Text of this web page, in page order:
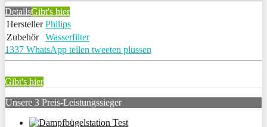
DetailsGibt's hier
Hersteller Philips
Zubehör
Wasserfilter
1337 WhatsApp teilen tweeten plussen
Gibt's hier
Unsere 3 Preis-Leistungssieger